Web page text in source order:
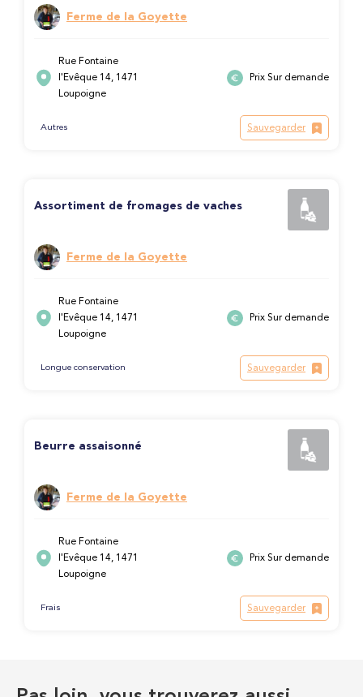
Ferme de la Goyette
Rue Fontaine
l'Evêque 14, 1471
Loupoigne
Prix Sur demande
Autres Sauvegarder
Assortiment de fromages de vaches
Ferme de la Goyette
Rue Fontaine
l'Evêque 14, 1471
Loupoigne
Prix Sur demande
Longue conservation Sauvegarder
Beurre assaisonné
Ferme de la Goyette
Rue Fontaine
l'Evêque 14, 1471
Loupoigne
Prix Sur demande
Frais Sauvegarder